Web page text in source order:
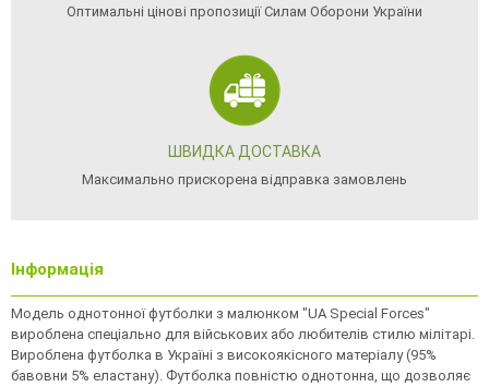
Оптимальні цінові пропозиції Силам Оборони України
ШВИДКА ДОСТАВКА
Максимально прискорена відправка замовлень
Інформація
Модель однотонної футболки з малюнком "UA Special Forces"
вироблена спеціально для військових або любителів стилю мілітарі.
Вироблена футболка в Україні з високоякiсного матерiалу (95%
бавовни 5% еластану). Футболка повністю однотонна, що дозволяє